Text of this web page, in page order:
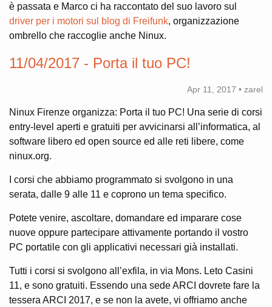
è passata e Marco ci ha raccontato del suo lavoro sul
driver per i motori sul blog di Freifunk, organizzazione
ombrello che raccoglie anche Ninux.
11/04/2017 - Porta il tuo PC!
Apr 11, 2017 • zarel
Ninux Firenze organizza: Porta il tuo PC! Una serie di corsi
entry-level aperti e gratuiti per avvicinarsi all’informatica, al
software libero ed open source ed alle reti libere, come
ninux.org.
I corsi che abbiamo programmato si svolgono in una
serata, dalle 9 alle 11 e coprono un tema specifico.
Potete venire, ascoltare, domandare ed imparare cose
nuove oppure partecipare attivamente portando il vostro
PC portatile con gli applicativi necessari già installati.
Tutti i corsi si svolgono all’exfila, in via Mons. Leto Casini
11, e sono gratuiti. Essendo una sede ARCI dovrete fare la
tessera ARCI 2017, e se non la avete, vi offriamo anche